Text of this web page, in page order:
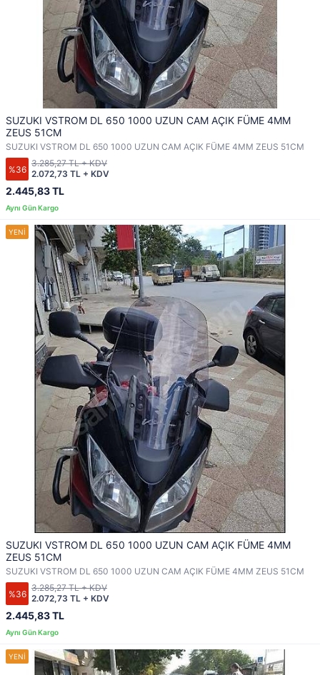
SUZUKI VSTROM DL 650 1000 UZUN CAM AÇIK FÜME 4MM
ZEUS 51CM
SUZUKI VSTROM DL 650 1000 UZUN CAM AÇIK FÜME 4MM ZEUS 51CM
%36
2.445,83 TL
2.072,73 TL + KDV
3.285,27 TL + KDV
SUZUKI VSTROM DL 650 1000 UZUN CAM AÇIK FÜME 4MM
ZEUS 51CM
SUZUKI VSTROM DL 650 1000 UZUN CAM AÇIK FÜME 4MM ZEUS 51CM
%36
2.445,83 TL
2.072,73 TL + KDV
3.285,27 TL + KDV